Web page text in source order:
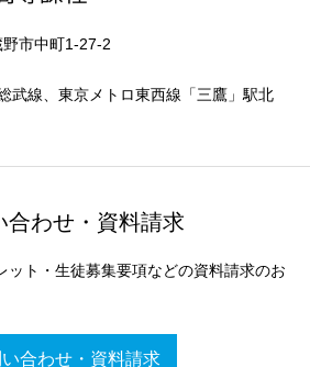
市中町1-27-2
武線、東京メトロ東西線「三鷹」駅北
合わせ・資料請求
ット・生徒募集要項などの資料請求のお
合わせ・資料請求